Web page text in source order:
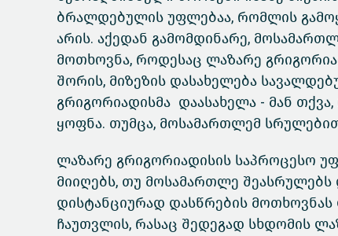
ბრალდებულის უფლებაა, რომლის
არის. აქედან გამომდინარე,
მოთხოვნა, როდესაც ლაზარე
შორის, მიზეზის დასახელება
გრიგორიადისმა დაასახელა - მან
ყოფნა. თუმცა, მოსამართლემ
ლაზარე გრიგორიადისის საპროცესო
მიიღებს, თუ მოსამართლე
დისტანციურად დასწრების
ჩაუთვლის, რასაც შედეგად სხდომის